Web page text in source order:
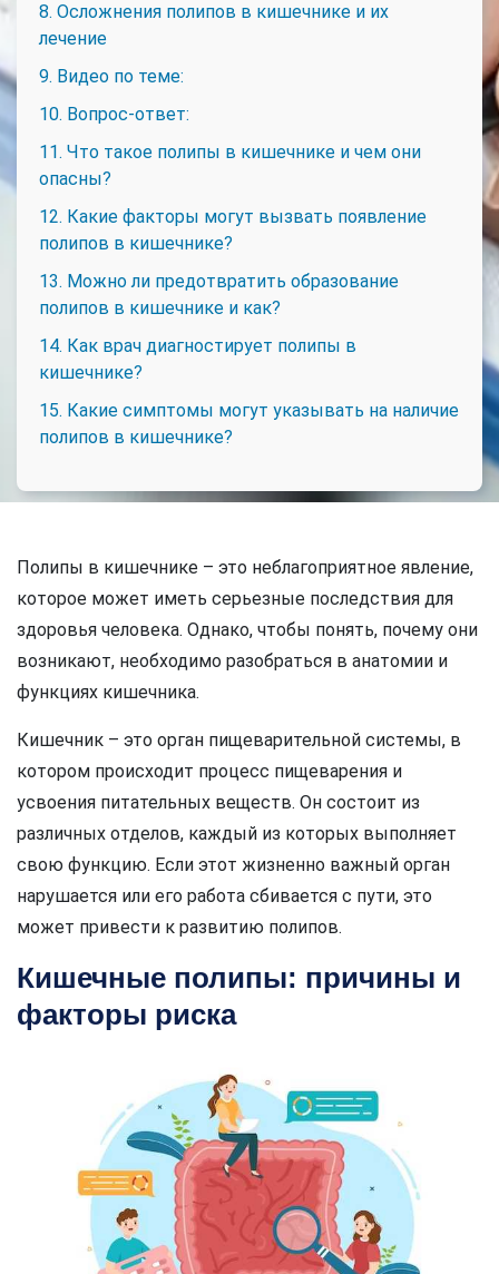
8. Осложнения полипов в кишечнике и их
лечение
9. Видео по теме:
10. Вопрос-ответ:
11. Что такое полипы в кишечнике и чем они
опасны?
12. Какие факторы могут вызвать появление
полипов в кишечнике?
13. Можно ли предотвратить образование
полипов в кишечнике и как?
14. Как врач диагностирует полипы в
кишечнике?
15. Какие симптомы могут указывать на наличие
полипов в кишечнике?
Полипы в кишечнике – это неблагоприятное явление,
которое может иметь серьезные последствия для
здоровья человека. Однако, чтобы понять, почему они
возникают, необходимо разобраться в анатомии и
функциях кишечника.
Кишечник – это орган пищеварительной системы, в
котором происходит процесс пищеварения и
усвоения питательных веществ. Он состоит из
различных отделов, каждый из которых выполняет
свою функцию. Если этот жизненно важный орган
нарушается или его работа сбивается с пути, это
может привести к развитию полипов.
Кишечные полипы: причины и
факторы риска